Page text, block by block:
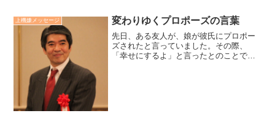
上機嫌メッセージ 変わりゆくプロポーズの言葉
先日、ある友人が、娘が彼氏にプロポー
ズされたと言っていました。その際、
「幸せにするよ」と言ったとのことでし